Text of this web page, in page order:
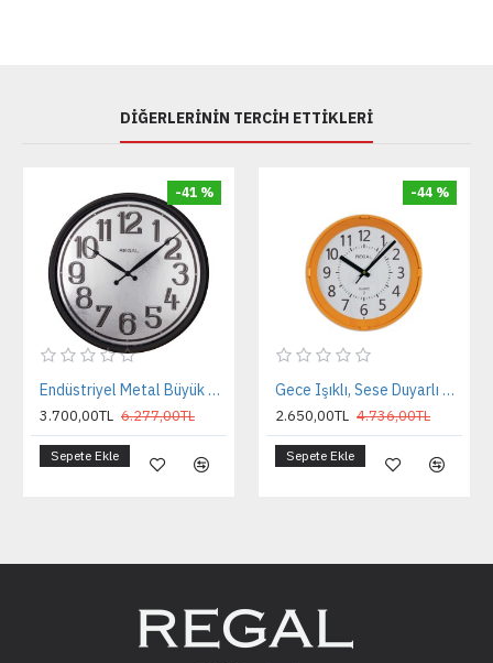
DIĞERLERININ TERCIH ETTIKLERI
-41 %
Endüstriyel Metal Büyük Boy Duvar Saati
3.700,00TL 6.277,00TL
Sepete Ekle
-44 %
Gece Işıklı, Sese Duyarlı Duvar Saatı Turuncu
2.650,00TL 4.736,00TL
Sepete Ekle